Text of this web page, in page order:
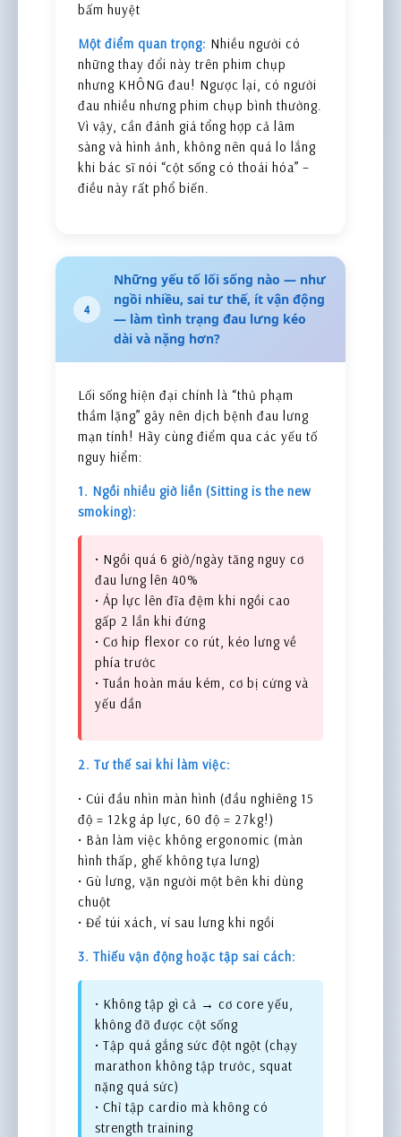
bấm huyệt
Một điểm quan trọng: Nhiều người có
những thay đổi này trên phim chụp
nhưng KHÔNG đau! Ngược lại, có người
đau nhiều nhưng phim chụp bình thường.
Vì vậy, cần đánh giá tổng hợp cả lâm
sàng và hình ảnh, không nên quá lo lắng
khi bác sĩ nói “cột sống có thoái hóa” –
điều này rất phổ biến.
4
Những yếu tố lối sống nào — như
ngồi nhiều, sai tư thế, ít vận động
— làm tình trạng đau lưng kéo
dài và nặng hơn?
Lối sống hiện đại chính là “thủ phạm
thầm lặng” gây nên dịch bệnh đau lưng
mạn tính! Hãy cùng điểm qua các yếu tố
nguy hiểm:
1. Ngồi nhiều giờ liền (Sitting is the new
smoking):
• Ngồi quá 6 giờ/ngày tăng nguy cơ
đau lưng lên 40%
• Áp lực lên đĩa đệm khi ngồi cao
gấp 2 lần khi đứng
• Cơ hip flexor co rút, kéo lưng về
phía trước
• Tuần hoàn máu kém, cơ bị cứng và
yếu dần
2. Tư thế sai khi làm việc:
• Cúi đầu nhìn màn hình (đầu nghiêng 15
độ = 12kg áp lực, 60 độ = 27kg!)
• Bàn làm việc không ergonomic (màn
hình thấp, ghế không tựa lưng)
• Gù lưng, vặn người một bên khi dùng
chuột
• Để túi xách, ví sau lưng khi ngồi
3. Thiếu vận động hoặc tập sai cách:
• Không tập gì cả → cơ core yếu,
không đỡ được cột sống
• Tập quá gắng sức đột ngột (chạy
marathon không tập trước, squat
nặng quá sức)
• Chỉ tập cardio mà không có
strength training